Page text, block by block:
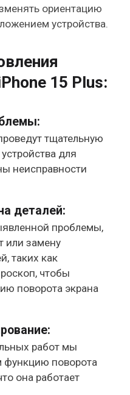
ориентацию
устройства.
15 Plus:
тщательную
для
неисправности
деталей:
проблемы,
или замену
таких как
чтобы
поворота экрана
работ мы
функцию поворота
она работает